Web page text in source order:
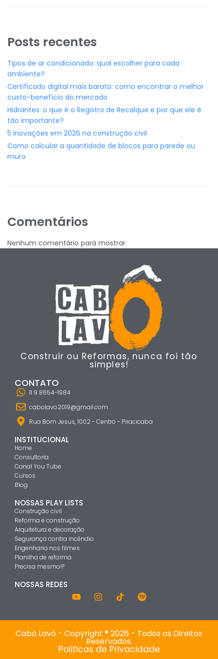
Posts recentes
Tipos de ar condicionado: qual escolher para cada
ambiente?
Certificado digital mais barato: como encontrar o melhor
custo-benefício do mercado
Hidrantes: o que é o Registro de Recalque e por que ele é
tão importante?
5 inovações em 2026 na construção civil
Como calcular a quantidade de blocos para parede ou
muro
Comentários
Nenhum comentário para mostrar.
Construir ou Reformas, nunca foi tão
simples!
CONTATO
11 9 8654-1984
cabolavo2019@gmail.com
Rua Bom Jesus, 1002 - Centro - Piracicaba
INSTITUCIONAL
Home
Consultoria
Canal You Tube
Cursos
Blog
NOSSAS PLAY LISTS
Construção civil
Reforma e construção
Arquitetura e decoração
Segurança contra incêndio
Engenharia nos filmes
Planilha de reforma
Precisa mesmo!?
NOSSAS REDES
Cabô Lavô - Copyright ® 2026 - Todos os Direitos
Reservados.
Politicas de Privacidade